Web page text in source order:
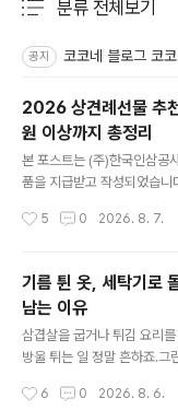
분류 전체보기
공지 코코네 블로그 코
2026 상견례선물 추
원 이상까지 총정리
본 포스트는 (주)한국인삼공
품을 지급받고 작성되었습니
민하게 되는 것이 상견례선
담이 될 수 있죠. 오늘은 5만
산별로 준비하기 좋은 상견례
장 제품을 비롯해 식품, 생활
지를 함께 담았으니 양가 분
원대 상견례선물 TOP3 3.
5 0 2026. 8. 7.
기름 튄 옷, 세탁기로
남는 이유
삼겹살을 굽거나 튀김 요리
방울 튀는 일 정말 흔하죠.그
지만 기름 얼룩은 일반 오염
6 0 2026. 8. 6.